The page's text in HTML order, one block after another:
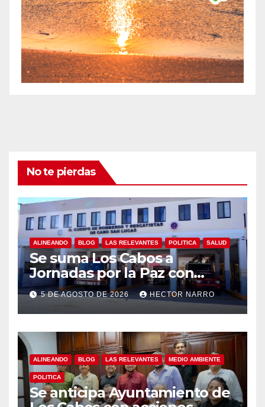
No te pierdas
ALINEANDO BLOG LAS RELEVANTES POLITICA SALUD
Se suma Los Cabos a
Jornadas por la Paz con
capacitación en primeros
auxilios para jóvenes
5 DE AGOSTO DE 2026 HECTOR NARRO
ALINEANDO BLOG LAS RELEVANTES MEDIO AMBIENTE
POLITICA
Se anticipa Ayuntamiento de